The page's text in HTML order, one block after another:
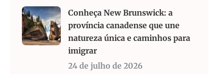
Conheça New Brunswick: a
província canadense que une
natureza única e caminhos para
imigrar
24 de julho de 2026